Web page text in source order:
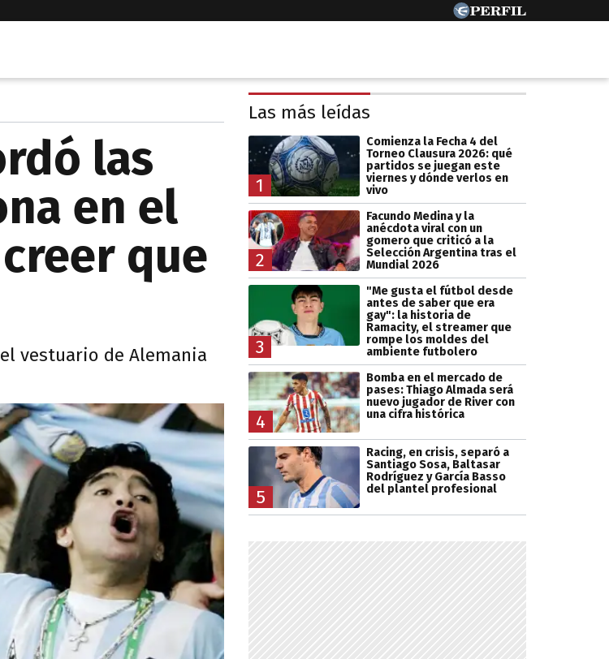
las
en el
que
vestuario de Alemania
Las más leídas
1
Comienza la Fecha 4 del
Torneo Clausura 2026: qué
partidos se juegan este
viernes y dónde verlos en
vivo
2
Facundo Medina y la
anécdota viral con un
gomero que criticó a la
Selección Argentina tras el
Mundial 2026
3
"Me gusta el fútbol desde
antes de saber que era
gay": la historia de
Ramacity, el streamer que
rompe los moldes del
ambiente futbolero
4
Bomba en el mercado de
pases: Thiago Almada será
nuevo jugador de River con
una cifra histórica
5
Racing, en crisis, separó a
Santiago Sosa, Baltasar
Rodríguez y García Basso
del plantel profesional